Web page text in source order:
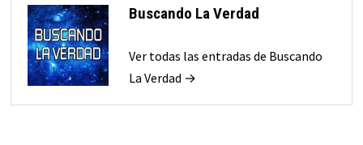
Buscando La Verdad
Ver todas las entradas de Buscando
La Verdad →